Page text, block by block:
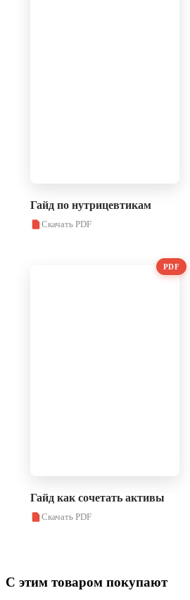
Гайд по нутрицевтикам
Скачать PDF
PDF
Гайд как сочетать активы
Скачать PDF
С этим товаром покупают